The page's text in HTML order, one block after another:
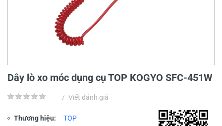
Dây lò xo móc dụng cụ TOP KOGYO SFC-451W
/ Viết đánh giá
Thương hiệu: TOP